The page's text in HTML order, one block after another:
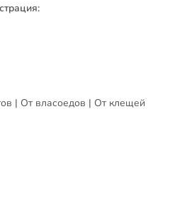
| От власоедов | От клещей